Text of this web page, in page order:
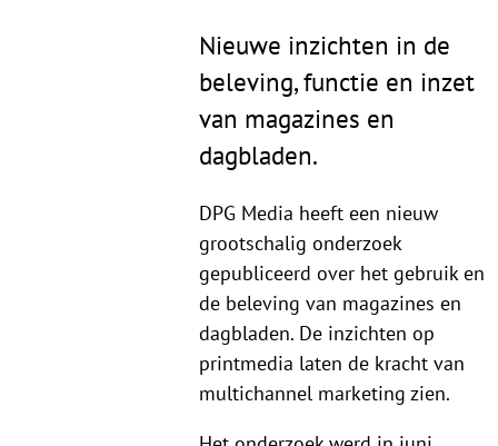
Nieuwe inzichten in de
beleving, functie en inzet
van magazines en
dagbladen.
DPG Media heeft een nieuw
grootschalig onderzoek
gepubliceerd over het gebruik en
de beleving van magazines en
dagbladen. De inzichten op
printmedia laten de kracht van
multichannel marketing zien.